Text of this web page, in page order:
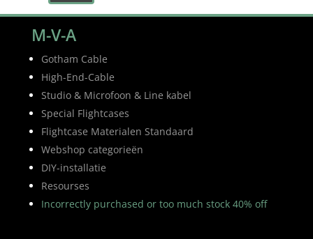
M-V-A
Gotham Cable
High-End-Cable
Studio & Microfoon & Line kabel
Special Flightcases
Flightcase Materialen Standaard
Webshop categorieën
DIY-installatie
Resourses
Incorrectly purchased or too much stock 40% off